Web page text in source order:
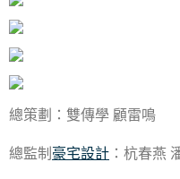
總策劃：雙傳學 顧雷鳴
總監制 豪宅設計 ：杭春燕